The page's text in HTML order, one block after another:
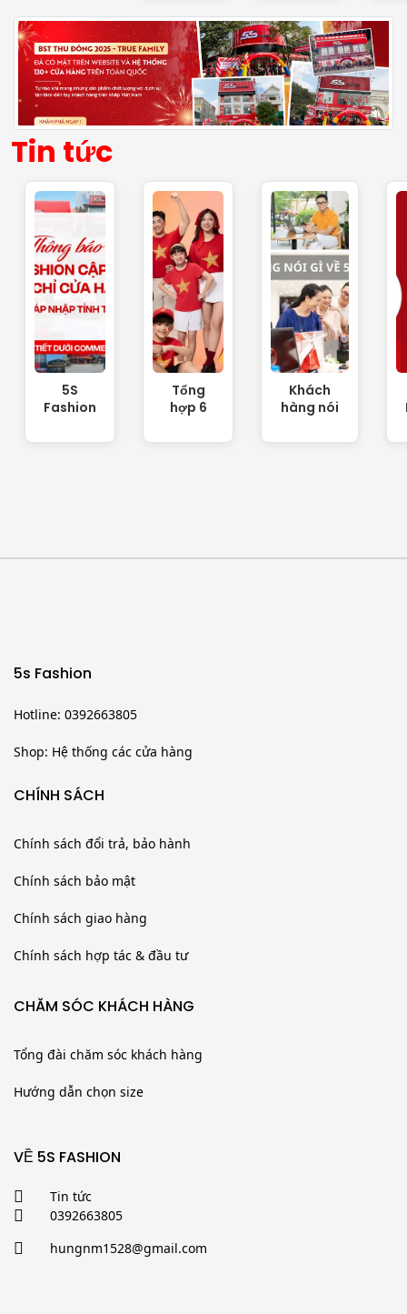
Tin tức
5S
Fashion
nhật
Tổng
hợp 6
tự hào
Khách
hàng nói
Fashion?
5s Fashion
Hotline: 0392663805
Shop: Hệ thống các cửa hàng
CHÍNH SÁCH
Chính sách đổi trả, bảo hành
Chính sách bảo mật
Chính sách giao hàng
Chính sách hợp tác & đầu tư
CHĂM SÓC KHÁCH HÀNG
Tổng đài chăm sóc khách hàng
Hướng dẫn chọn size
VỀ 5S FASHION
Tin tức
0392663805
hungnm1528@gmail.com